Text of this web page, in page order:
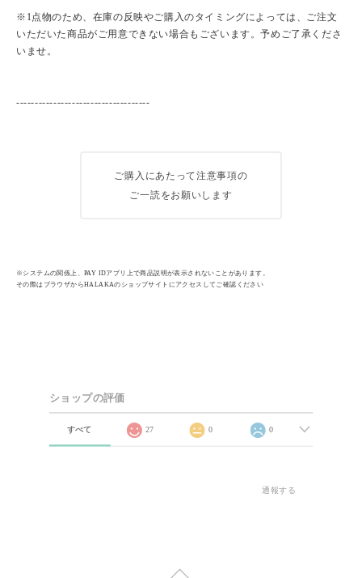
※1点物のため、在庫の反映やご購入のタイミングによっては、ご注文
いただいた商品がご用意できない場合もございます。予めご了承くださ
いませ。
------------------------------------
ご購入にあたって注意事項の
ご一読をお願いします
※システムの関係上、PAY IDアプリ上で商品説明が表示されないことがあります。
その際はブラウザからHALAKAのショップサイトにアクセスしてご確認ください
ショップの評価
すべて 27 0 0
通報する